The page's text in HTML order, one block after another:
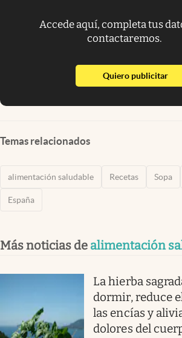
Accede aquí, completa tus
contactaremos.
Quiero publicitar
Temas relacionados
alimentación saludable Recetas Sopa
España
Más noticias de alimentación
La hierba
dormir, reduce
las encías y
dolores del